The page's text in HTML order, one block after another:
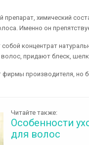
химический
Именно он
концентрат
придают блеск,
фирмы производителя, но
Читайте также:
Особенности
для волос